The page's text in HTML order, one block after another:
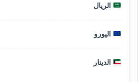
الريال
اليورو
الدينار